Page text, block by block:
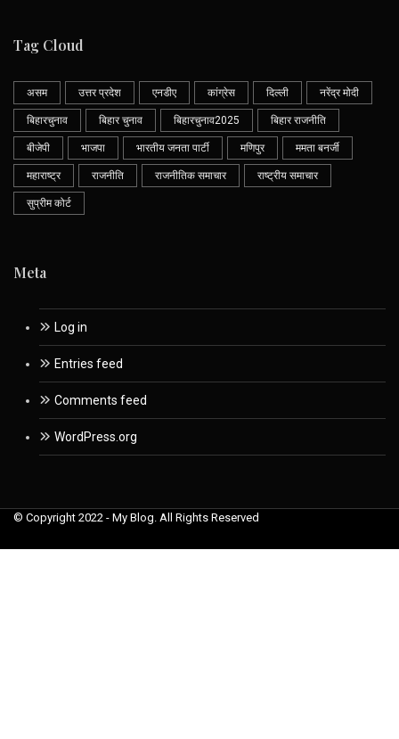
Tag Cloud
असम उत्तर प्रदेश एनडीए कांग्रेस दिल्ली नरेंद्र मोदी
बिहारचुनाव बिहार चुनाव बिहारचुनाव2025 बिहार राजनीति
बीजेपी भाजपा भारतीय जनता पार्टी मणिपुर ममता बनर्जी
महाराष्ट्र राजनीति राजनीतिक समाचार राष्ट्रीय समाचार
सुप्रीम कोर्ट
Meta
Log in
Entries feed
Comments feed
WordPress.org
© Copyright 2022 - My Blog. All Rights Reserved